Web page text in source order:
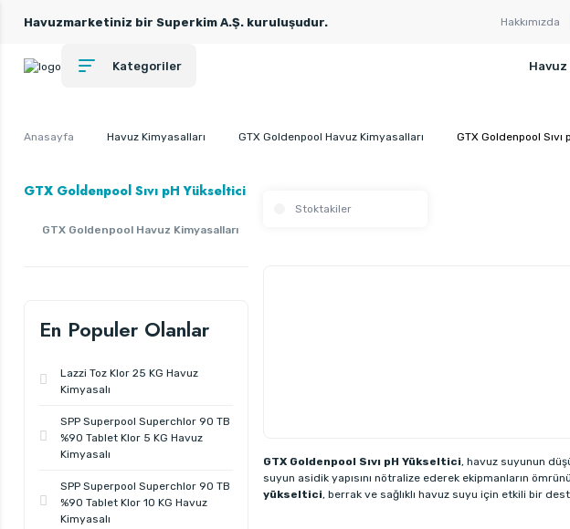
Havuzmarketiniz bir Superkim A.Ş. kuruluşudur. Hakkımızda
Kategoriler Havuz
Anasayfa Havuz Kimyasalları GTX Goldenpool Havuz Kimyasalları GTX Goldenpool Sıvı
GTX Goldenpool Sıvı pH Yükseltici
GTX Goldenpool Havuz Kimyasalları
En Populer Olanlar
Lazzi Toz Klor 25 KG Havuz
Kimyasalı
SPP Superpool Superchlor 90 TB
%90 Tablet Klor 5 KG Havuz
Kimyasalı
SPP Superpool Superchlor 90 TB
%90 Tablet Klor 10 KG Havuz
Kimyasalı
Stoktakiler
GTX Goldenpool Sıvı pH Yükseltici, havuz suyunun
suyun asidik yapısını nötralize ederek ekipmanların
yükseltici, berrak ve sağlıklı havuz suyu için etkili bir